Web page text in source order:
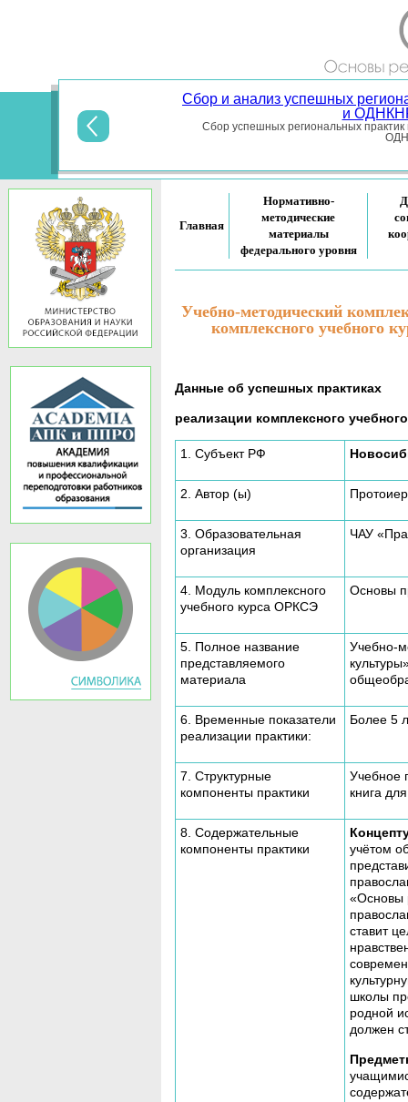
Сбор и анализ успешных
и
Сбор успешных региональных
Главная
Нормативно-
методические
материалы
федерального уровня
Учебно-методический
комплексного учебного
Данные об успешных практиках
реализации комплексного
1. Субъект РФ
2. Автор (ы)
3. Образовательная
организация
ЧАУ
4. Модуль комплексного
учебного курса ОРКСЭ
Основы
5. Полное название
представляемого
материала
Учебно-
6. Временные показатели
реализации практики:
Более 5
7. Структурные
компоненты практики
Учебное
книга
8. Содержательные
компоненты практики
учётом
«Основы
ставит
школы
родной
должен